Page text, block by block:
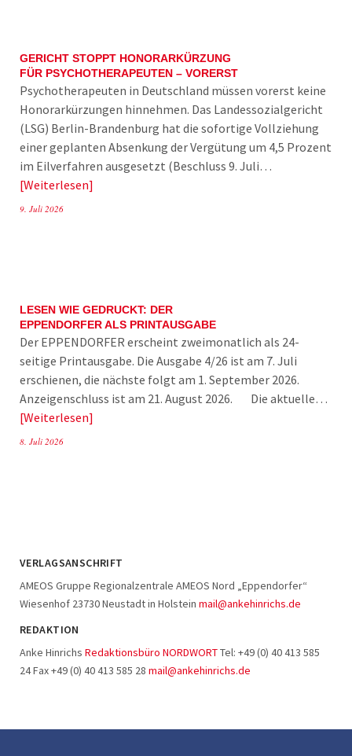
GERICHT STOPPT HONORARKÜRZUNG
FÜR PSYCHOTHERAPEUTEN – VORERST
Psychotherapeuten in Deutschland müssen vorerst keine
Honorarkürzungen hinnehmen. Das Landessozialgericht
(LSG) Berlin-Brandenburg hat die sofortige Vollziehung
einer geplanten Absenkung der Vergütung um 4,5 Prozent
im Eilverfahren ausgesetzt (Beschluss 9. Juli…
Weiterlesen
9. Juli 2026
LESEN WIE GEDRUCKT: DER
EPPENDORFER ALS PRINTAUSGABE
Der EPPENDORFER erscheint zweimonatlich als 24-
seitige Printausgabe. Die Ausgabe 4/26 ist am 7. Juli
erschienen, die nächste folgt am 1. September 2026.
Anzeigenschluss ist am 21. August 2026. Die aktuelle…
Weiterlesen
8. Juli 2026
VERLAGSANSCHRIFT
AMEOS Gruppe Regionalzentrale AMEOS Nord „Eppendorfer“
Wiesenhof 23730 Neustadt in Holstein mail@ankehinrichs.de
REDAKTION
Anke Hinrichs Redaktionsbüro NORDWORTTel: +49 (0) 40 413 585
24 Fax +49 (0) 40 413 585 28 mail@ankehinrichs.de